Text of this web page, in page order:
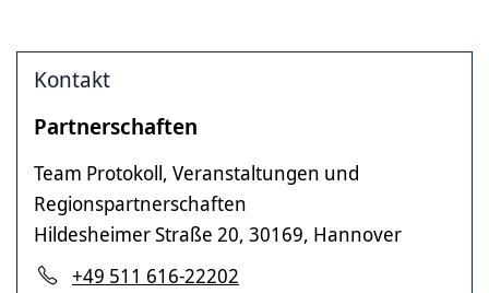
Kontakt
Partnerschaften
Team Protokoll, Veranstaltungen und
Regionspartnerschaften
Hildesheimer Straße 20, 30169, Hannover
+49 511 616-22202